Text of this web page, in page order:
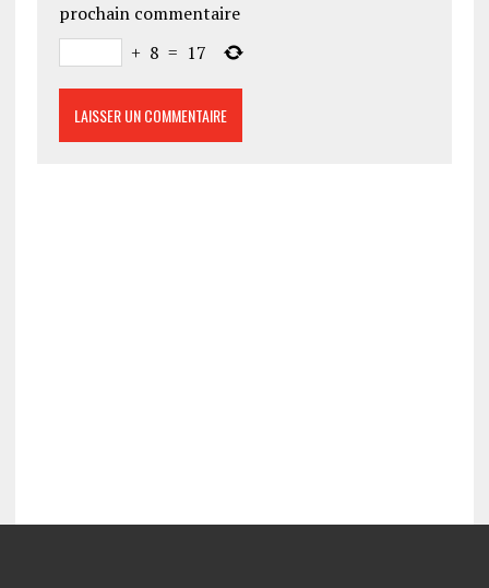
prochain commentaire
+ 8 = 17